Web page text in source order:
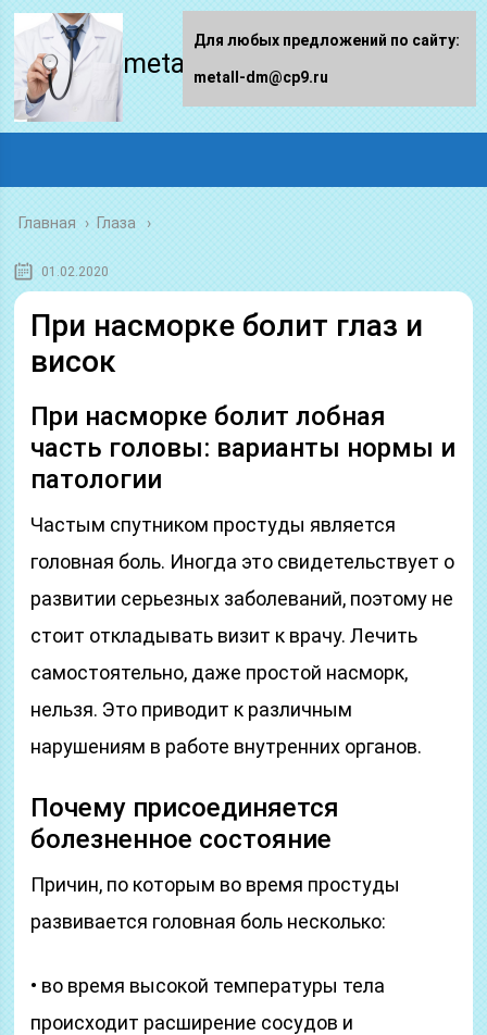
metall-dm.ru
Главная › Глаза
01.02.2020
При насморке болит глаз и
висок
При насморке болит лобная
часть головы: варианты нормы и
патологии
Частым спутником простуды является
головная боль. Иногда это свидетельствует о
развитии серьезных заболеваний, поэтому не
стоит откладывать визит к врачу. Лечить
самостоятельно, даже простой насморк,
нельзя. Это приводит к различным
нарушениям в работе внутренних органов.
Почему присоединяется
болезненное состояние
Причин, по которым во время простуды
развивается головная боль несколько:
• во время высокой температуры тела
происходит расширение сосудов и
Для любых предложений по сайту:
metall-dm@cp9.ru